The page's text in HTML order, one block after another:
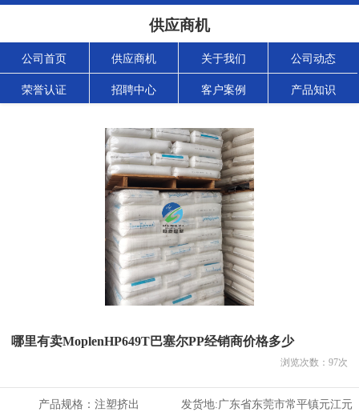
供应商机
公司首页 供应商机 关于我们 公司动态
荣誉认证 招聘中心 客户案例 产品知识
哪里有卖MoplenHP649T巴塞尔PP经销商价格多少
浏览次数： 97次
产品规格： 注塑挤出 发货地:广东省东莞市常平镇元江元